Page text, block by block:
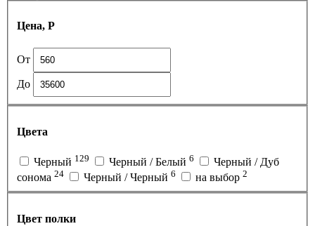
Цена, Р
От
До
Цвета
Черный 129 Черный / Белый 6
Черный / Дуб
сонома 24 Черный / Черный 6 на выбор 2
Цвет полки